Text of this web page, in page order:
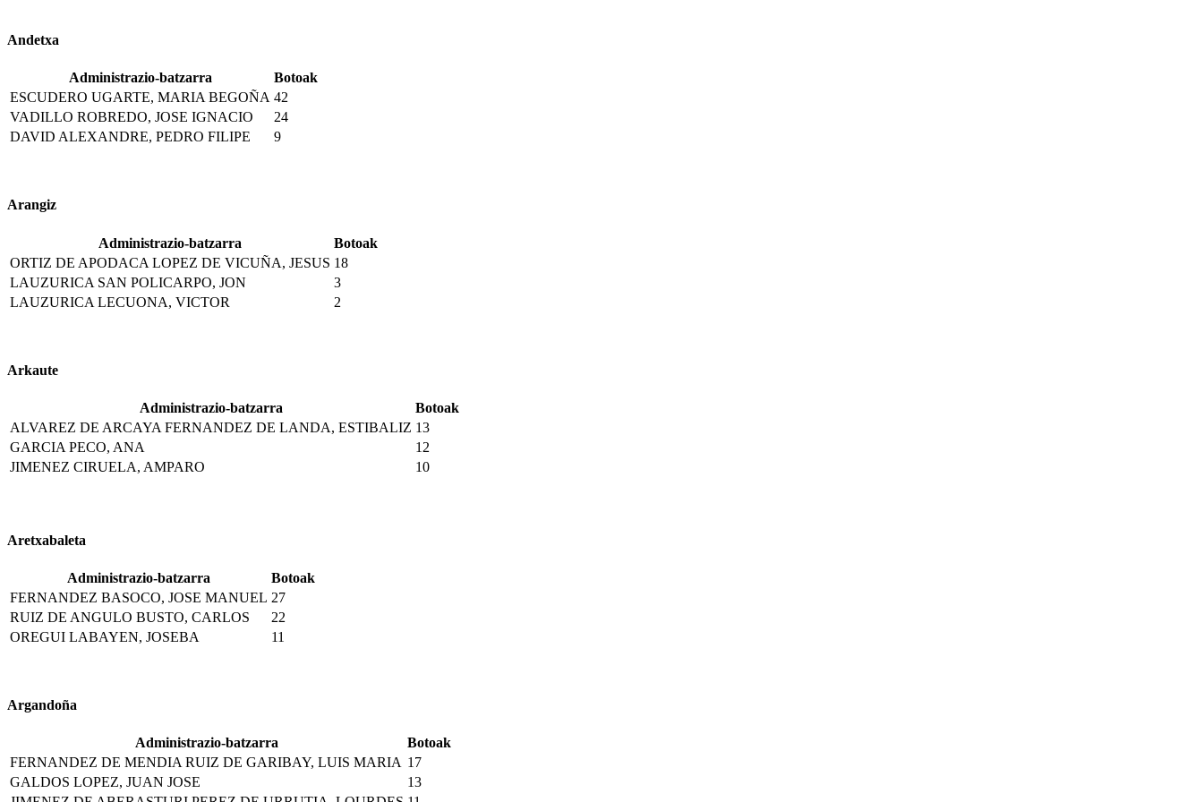
Andetxa
Administrazio-batzarra
Botoak
ESCUDERO UGARTE, MARIA BEGOÑA 42
VADILLO ROBREDO, JOSE IGNACIO
24
DAVID ALEXANDRE, PEDRO FILIPE
9
Arangiz
Administrazio-batzarra
Botoak
ORTIZ DE APODACA LOPEZ DE VICUÑA, JESUS 18
LAUZURICA SAN POLICARPO, JON
3
LAUZURICA LECUONA, VICTOR
2
Arkaute
Administrazio-batzarra
Botoak
ALVAREZ DE ARCAYA FERNANDEZ DE LANDA, ESTIBALIZ 13
GARCIA PECO, ANA
12
JIMENEZ CIRUELA, AMPARO
10
Aretxabaleta
Administrazio-batzarra
Botoak
FERNANDEZ BASOCO, JOSE MANUEL 27
RUIZ DE ANGULO BUSTO, CARLOS
22
OREGUI LABAYEN, JOSEBA
11
Argandoña
Administrazio-batzarra
Botoak
FERNANDEZ DE MENDIA RUIZ DE GARIBAY, LUIS MARIA 17
GALDOS LOPEZ, JUAN JOSE
13